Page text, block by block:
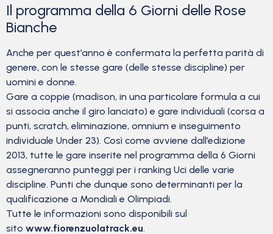
Il programma della 6 Giorni delle Rose
Bianche
Anche per quest’anno è confermata la perfetta parità di
genere, con le stesse gare (delle stesse discipline) per
uomini e donne.
Gare a coppie (madison, in una particolare formula a cui
si associa anche il giro lanciato) e gare individuali (corsa a
punti, scratch, eliminazione, omnium e inseguimento
individuale Under 23). Così come avviene dall’edizione
2013, tutte le gare inserite nel programma della 6 Giorni
assegneranno punteggi per i ranking Uci delle varie
discipline. Punti che dunque sono determinanti per la
qualificazione a Mondiali e Olimpiadi.
Tutte le informazioni sono disponibili sul
sito www.fiorenzuolatrack.eu.